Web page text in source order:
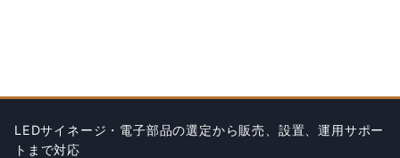
LEDサイネージ・電子部品の選定から販売、設置、運用サポー
トまで対応